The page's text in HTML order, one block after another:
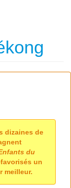
dizaines de
du
un
meilleur.